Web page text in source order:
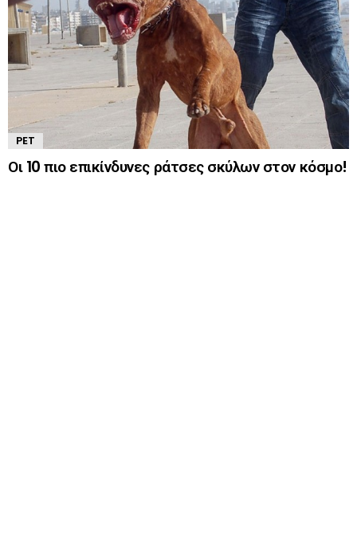
PET
Οι 10 πιο επικίνδυνες ράτσες σκύλων στον κόσμο!